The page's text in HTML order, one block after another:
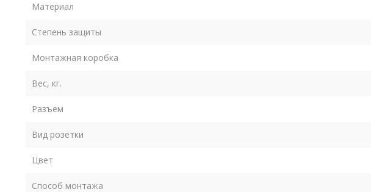
Материал
Степень защиты
Монтажная коробка
Вес, кг.
Разъем
Вид розетки
Цвет
Способ монтажа